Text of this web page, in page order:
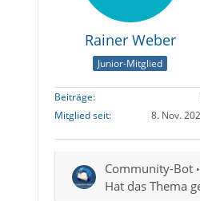
Rainer Weber
Junior-Mitglied
Beiträge
Mitglied seit
8. Nov.
Community-Bot
Hat das Thema